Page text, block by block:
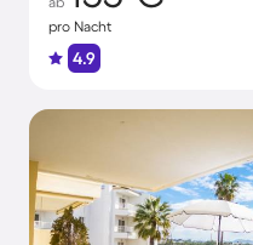
pro Nacht
4.9